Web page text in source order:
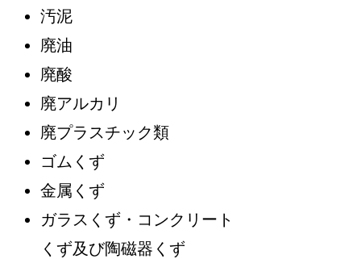
汚泥
廃油
廃酸
廃アルカリ
廃プラスチック類
ゴムくず
金属くず
ガラスくず・コンクリート
くず及び陶磁器くず